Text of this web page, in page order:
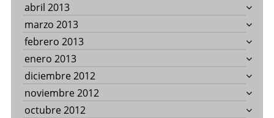
abril 2013
marzo 2013
febrero 2013
enero 2013
diciembre 2012
noviembre 2012
octubre 2012